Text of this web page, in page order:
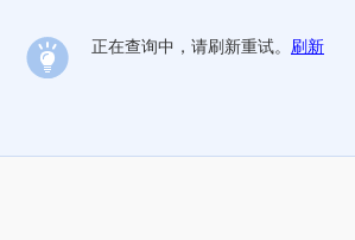
正在查询中，请刷新重试。 刷新